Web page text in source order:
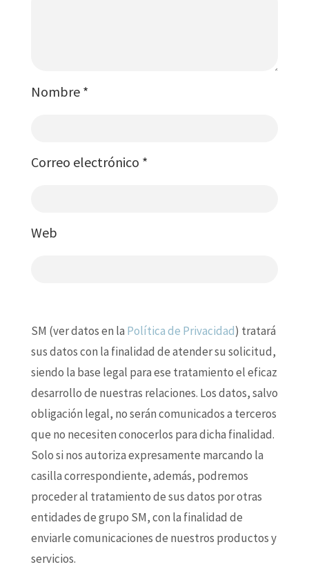
Nombre *
Correo electrónico *
Web
SM (ver datos en la Política de Privacidad) tratará
sus datos con la finalidad de atender su solicitud,
siendo la base legal para ese tratamiento el eficaz
desarrollo de nuestras relaciones. Los datos, salvo
obligación legal, no serán comunicados a terceros
que no necesiten conocerlos para dicha finalidad.
Solo si nos autoriza expresamente marcando la
casilla correspondiente, además, podremos
proceder al tratamiento de sus datos por otras
entidades de grupo SM, con la finalidad de
enviarle comunicaciones de nuestros productos y
servicios.